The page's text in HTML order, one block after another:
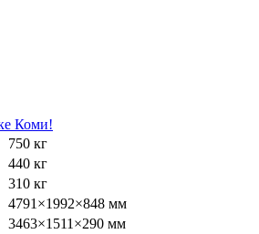
Коми!
750 кг
440 кг
310 кг
4791×1992×848 мм
3463×1511×290 мм